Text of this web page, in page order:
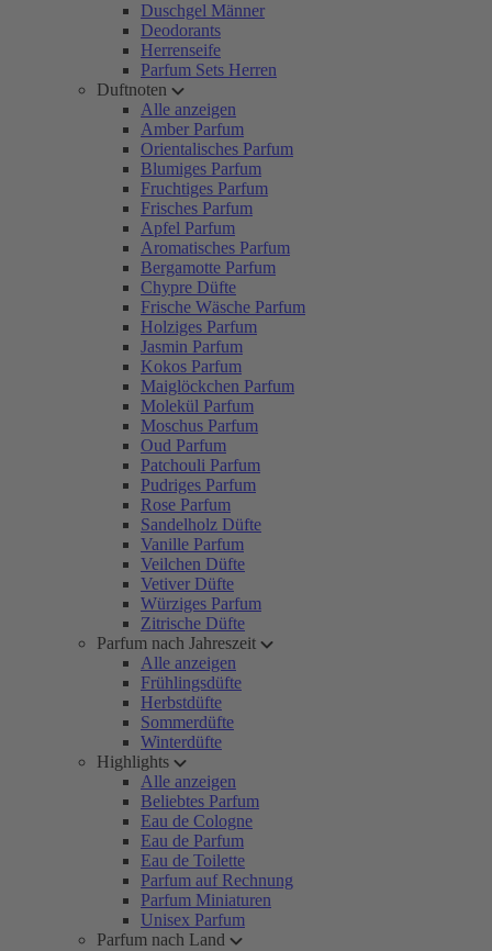
Duschgel Männer
Deodorants
Herrenseife
Parfum Sets Herren
Duftnoten
Alle anzeigen
Amber Parfum
Orientalisches Parfum
Blumiges Parfum
Fruchtiges Parfum
Frisches Parfum
Apfel Parfum
Aromatisches Parfum
Bergamotte Parfum
Chypre Düfte
Frische Wäsche Parfum
Holziges Parfum
Jasmin Parfum
Kokos Parfum
Maiglöckchen Parfum
Molekül Parfum
Moschus Parfum
Oud Parfum
Patchouli Parfum
Pudriges Parfum
Rose Parfum
Sandelholz Düfte
Vanille Parfum
Veilchen Düfte
Vetiver Düfte
Würziges Parfum
Zitrische Düfte
Parfum nach Jahreszeit
Alle anzeigen
Frühlingsdüfte
Herbstdüfte
Sommerdüfte
Winterdüfte
Highlights
Alle anzeigen
Beliebtes Parfum
Eau de Cologne
Eau de Parfum
Eau de Toilette
Parfum auf Rechnung
Parfum Miniaturen
Unisex Parfum
Parfum nach Land